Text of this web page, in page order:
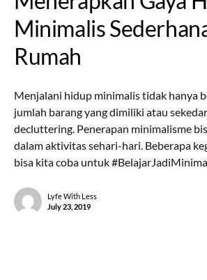
Minimalis
Rumah
Menjalani hidup minimalis tidak hanya
jumlah barang yang dimiliki atau
decluttering. Penerapan minimalisme
dalam aktivitas sehari-hari. Beberapa
bisa kita coba untuk
Lyfe With Less
July 23, 2019